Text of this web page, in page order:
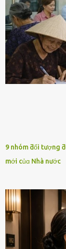
9 nhóm ƌối tượng
mới củɑ Nhà nước